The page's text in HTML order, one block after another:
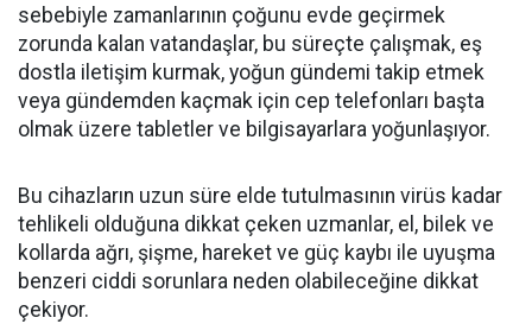
sebebiyle zamanlarının çoğunu evde geçirmek
zorunda kalan vatandaşlar, bu süreçte çalışmak, eş
dostla iletişim kurmak, yoğun gündemi takip etmek
veya gündemden kaçmak için cep telefonları başta
olmak üzere tabletler ve bilgisayarlara yoğunlaşıyor.
Bu cihazların uzun süre elde tutulmasının virüs kadar
tehlikeli olduğuna dikkat çeken uzmanlar, el, bilek ve
kollarda ağrı, şişme, hareket ve güç kaybı ile uyuşma
benzeri ciddi sorunlara neden olabileceğine dikkat
çekiyor.